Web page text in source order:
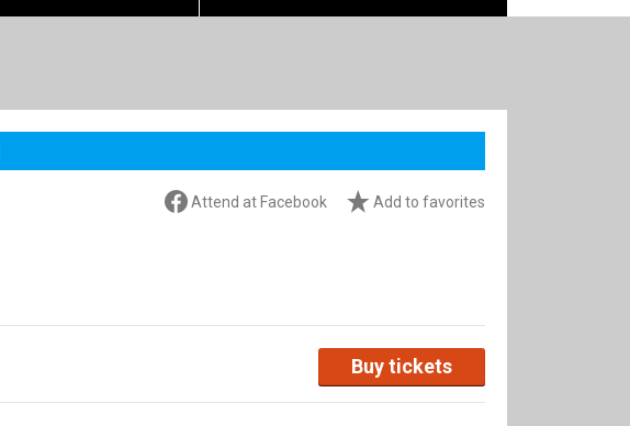
Attend at Facebook Add to favorites
Buy tickets